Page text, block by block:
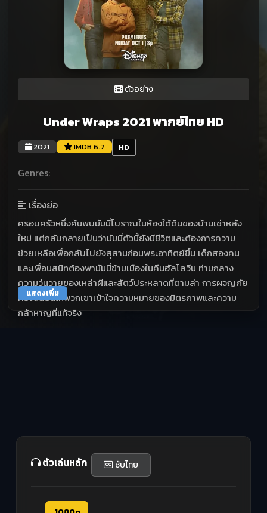
ตัวอย่าง
Under Wraps 2021 พากย์ไทย HD
2021 IMDB 6.7 HD
Genres:
เรื่องย่อ
ครอบครัวหนึ่งค้นพบมัมมี่โบราณในห้องใต้ดินของบ้านเช่าหลัง
ใหม่ แต่กลับกลายเป็นว่ามัมมี่ตัวนี้ยังมีชีวิตและต้องการความ
ช่วยเหลือเพื่อกลับไปยังสุสานก่อนพระอาทิตย์ขึ้น เด็กสองคน
และเพื่อนสนิทต้องพามัมมี่ข้ามเมืองในคืนฮัลโลวีน ท่ามกลาง
ความวุ่นวายของเหล่าผีและสัตว์ประหลาดที่ตามล่า การผจญภัย
ครั้งนี้สอนให้พวกเขาเข้าใจความหมายของมิตรภาพและความ
กล้าหาญที่แท้จริง
แสดงเพิ่ม
ตัวเล่นหลัก ซับไทย